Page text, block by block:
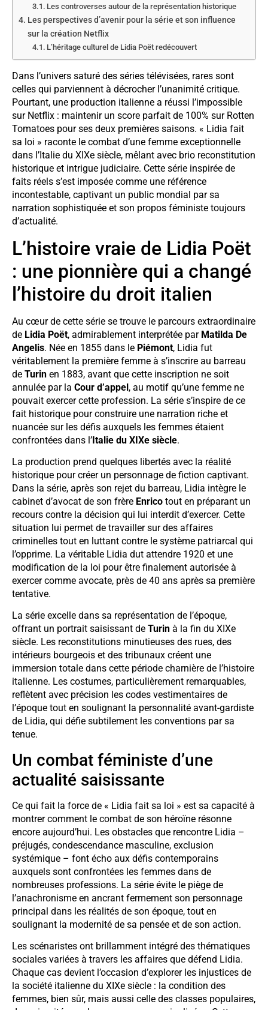
Les controverses autour de la représentation historique
Les perspectives d’avenir pour la série et son influence
sur la création Netflix
L’héritage culturel de Lidia Poët redécouvert
Dans l’univers saturé des séries télévisées, rares sont
celles qui parviennent à décrocher l’unanimité critique.
Pourtant, une production italienne a réussi l’impossible
sur Netflix : maintenir un score parfait de 100% sur Rotten
Tomatoes pour ses deux premières saisons. « Lidia fait
sa loi » raconte le combat d’une femme exceptionnelle
dans l’Italie du XIXe siècle, mêlant avec brio reconstitution
historique et intrigue judiciaire. Cette série inspirée de
faits réels s’est imposée comme une référence
incontestable, captivant un public mondial par sa
narration sophistiquée et son propos féministe toujours
d’actualité.
L’histoire vraie de Lidia Poët
: une pionnière qui a changé
l’histoire du droit italien
Au cœur de cette série se trouve le parcours extraordinaire
de Lidia Poët, admirablement interprétée par Matilda De
Angelis. Née en 1855 dans le Piémont, Lidia fut
véritablement la première femme à s’inscrire au barreau
de Turin en 1883, avant que cette inscription ne soit
annulée par la Cour d’appel, au motif qu’une femme ne
pouvait exercer cette profession. La série s’inspire de ce
fait historique pour construire une narration riche et
nuancée sur les défis auxquels les femmes étaient
confrontées dans l’Italie du XIXe siècle.
La production prend quelques libertés avec la réalité
historique pour créer un personnage de fiction captivant.
Dans la série, après son rejet du barreau, Lidia intègre le
cabinet d’avocat de son frère Enrico tout en préparant un
recours contre la décision qui lui interdit d’exercer. Cette
situation lui permet de travailler sur des affaires
criminelles tout en luttant contre le système patriarcal qui
l’opprime. La véritable Lidia dut attendre 1920 et une
modification de la loi pour être finalement autorisée à
exercer comme avocate, près de 40 ans après sa première
tentative.
La série excelle dans sa représentation de l’époque,
offrant un portrait saisissant de Turin à la fin du XIXe
siècle. Les reconstitutions minutieuses des rues, des
intérieurs bourgeois et des tribunaux créent une
immersion totale dans cette période charnière de l’histoire
italienne. Les costumes, particulièrement remarquables,
reflètent avec précision les codes vestimentaires de
l’époque tout en soulignant la personnalité avant-gardiste
de Lidia, qui défie subtilement les conventions par sa
tenue.
Un combat féministe d’une
actualité saisissante
Ce qui fait la force de « Lidia fait sa loi » est sa capacité à
montrer comment le combat de son héroïne résonne
encore aujourd’hui. Les obstacles que rencontre Lidia –
préjugés, condescendance masculine, exclusion
systémique – font écho aux défis contemporains
auxquels sont confrontées les femmes dans de
nombreuses professions. La série évite le piège de
l’anachronisme en ancrant fermement son personnage
principal dans les réalités de son époque, tout en
soulignant la modernité de sa pensée et de son action.
Les scénaristes ont brillamment intégré des thématiques
sociales variées à travers les affaires que défend Lidia.
Chaque cas devient l’occasion d’explorer les injustices de
la société italienne du XIXe siècle : la condition des
femmes, bien sûr, mais aussi celle des classes populaires,